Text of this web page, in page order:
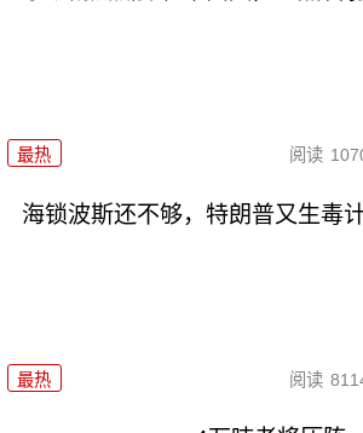
最热 阅读
海锁波斯还不够，特朗普又生毒
最热 阅读